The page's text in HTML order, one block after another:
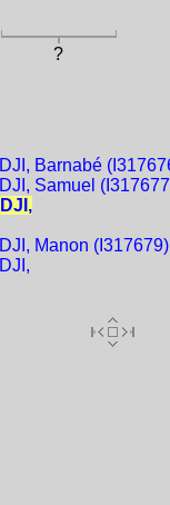
?
Barnabé
Samuel
Manon (I317679)